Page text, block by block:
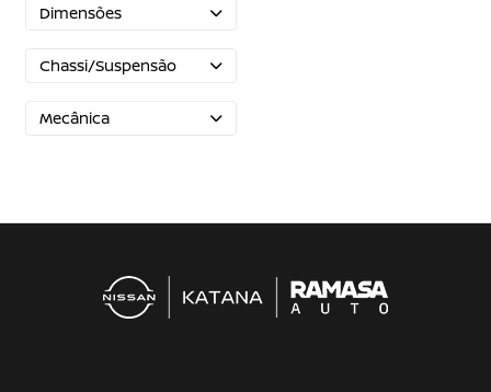
Dimensões
Chassi/Suspensão
Mecânica